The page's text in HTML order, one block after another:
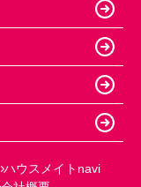
ハウスメイトnavi